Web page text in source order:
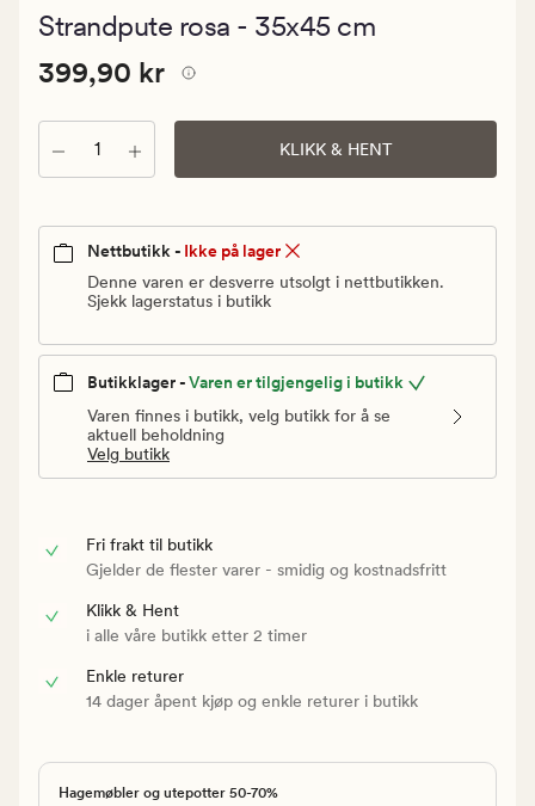
5
Strandpute rosa - 35x45 cm
Pris
399,90
kr.
Vanlig
pris
kr
Pris 399,90 kr
399,90 kr
Antall KLIKK & HENT
Nettbutikk - Ikke på lager
Denne varen er desverre utsolgt i nettbutikken.
Sjekk lagerstatus i butikk
Butikklager -Varen er tilgjengelig i butikk
Varen finnes i butikk, velg butikk for å se
aktuell beholdning
Velg butikk
Fri frakt til butikk
Gjelder de flester varer - smidig og kostnadsfritt
Klikk & Hent
i alle våre butikk etter 2 timer
Enkle returer
14 dager åpent kjøp og enkle returer i butikk
Hagemøbler og utepotter 50-70%